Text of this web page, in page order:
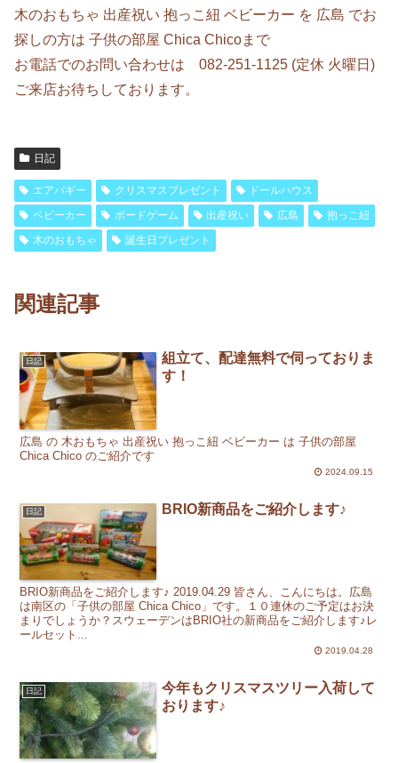
木のおもちゃ 出産祝い 抱っこ紐 ベビーカー を 広島 でお
探しの方は 子供の部屋 Chica Chicoまで
お電話でのお問い合わせは 082-251-1125 (定休 火曜日)
ご来店お待ちしております。
日記
エアバギー クリスマスプレゼント
ドールハウス
ベビーカー
ボードゲーム 出産祝い 広島
抱っこ紐
木のおもちゃ
誕生日プレゼント
関連記事
日記
組立て、配達無料で伺っておりま
す！
広島 の 木おもちゃ 出産祝い 抱っこ紐 ベビーカー は 子供の部屋
Chica Chico のご紹介です
2024.09.15
日記 BRIO新商品をご紹介します♪
BRIO新商品をご紹介します♪ 2019.04.29 皆さん、こんにちは。広島
は南区の「子供の部屋 Chica Chico」です。１０連休のご予定はお決
まりでしょうか？スウェーデンはBRIO社の新商品をご紹介します♪レ
ールセット...
2019.04.28
日記
今年もクリスマスツリー入荷して
おります♪